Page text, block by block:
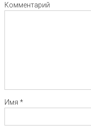
Комментарий
Имя *